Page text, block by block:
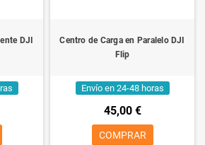
DJI
Centro de Carga en Paralelo DJI
Flip
Envío en 24-48 horas
45,00 €
COMPRAR